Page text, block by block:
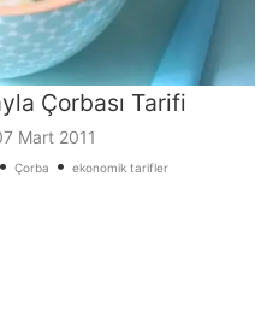
Çorbası Tarifi
Mart 2011
Çorba • ekonomik tarifler